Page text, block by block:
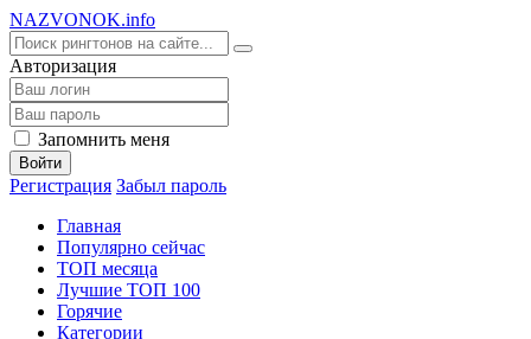
NAZVONOK.info
Авторизация
Запомнить меня
Войти
Регистрация Забыл пароль
Главная
Популярно сейчас
ТОП месяца
Лучшие ТОП 100
Горячие
Категории